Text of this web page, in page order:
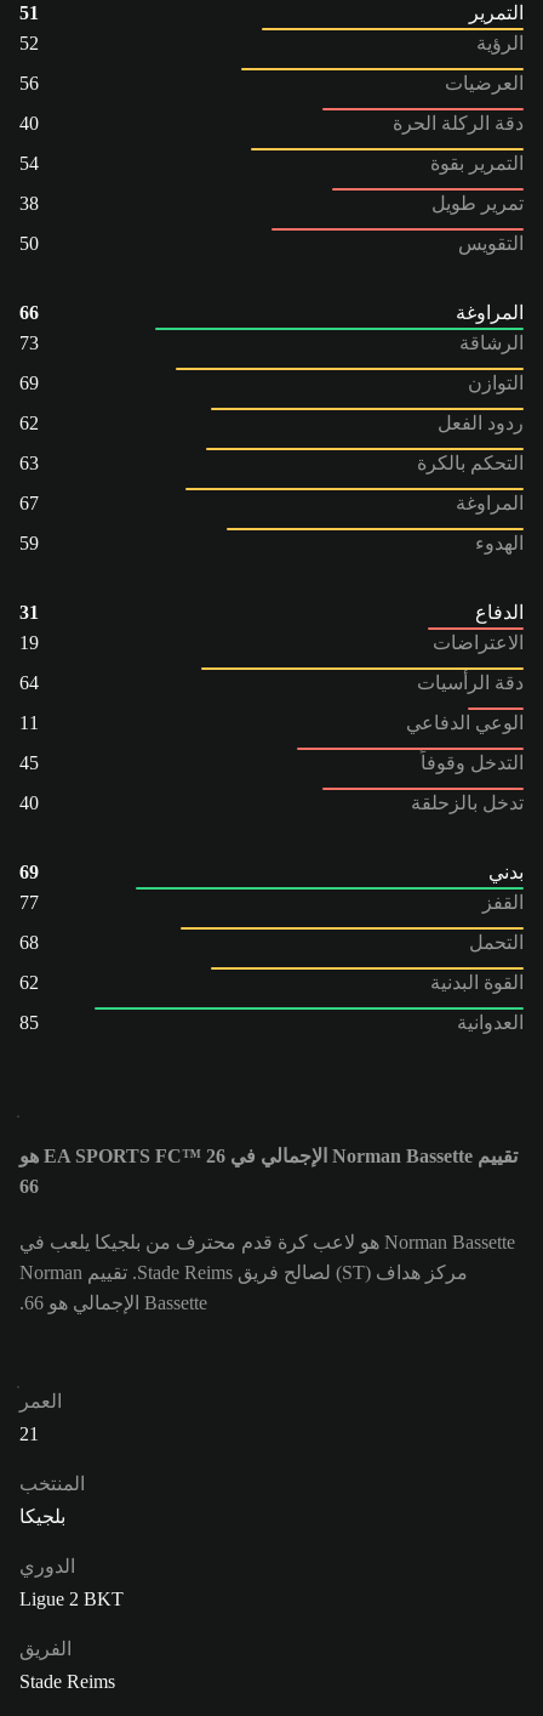
التمرير
51
الرؤية
52
العرضيات
56
دقة الركلة الحرة
40
التمرير بقوة
54
تمرير طويل
38
التقويس
50
المراوغة
66
الرشاقة
73
التوازن
69
ردود الفعل
62
التحكم بالكرة
63
المراوغة
67
الهدوء
59
الدفاع
31
الاعتراضات
19
دقة الرأسيات
64
الوعي الدفاعي
11
التدخل وقوفاً
45
تدخل بالزحلقة
40
بدني
69
القفز
77
التحمل
68
القوة البدنية
62
العدوانية
85
تقييم Norman Bassette الإجمالي في EA SPORTS FC™ 26 هو
66
Norman Bassette هو لاعب كرة قدم محترف من بلجيكا يلعب في
مركز هداف (ST) لصالح فريق Stade Reims. تقييم Norman
Bassette الإجمالي هو 66.
العمر
21
المنتخب
بلجيكا
الدوري
Ligue 2 BKT
الفريق
Stade Reims